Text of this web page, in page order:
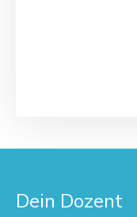
Dein Dozent